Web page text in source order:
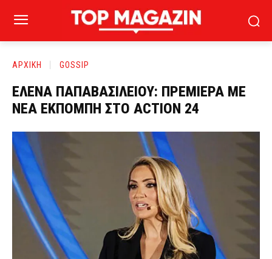
ΑΡΧΙΚΗ GOSSIP
ΕΛΕΝΑ ΠΑΠΑΒΑΣΙΛΕΙΟΥ: ΠΡΕΜΙΕΡΑ ΜΕ
ΝΕΑ ΕΚΠΟΜΠΗ ΣΤΟ ACTION 24